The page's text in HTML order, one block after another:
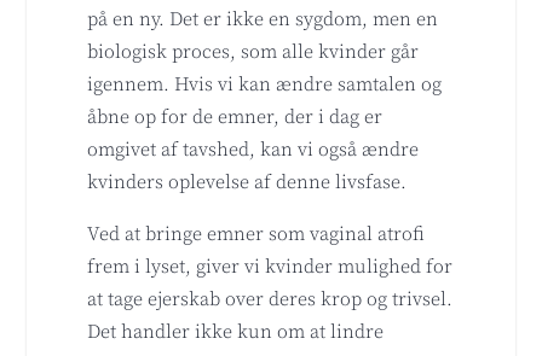
på en ny. Det er ikke en sygdom, men en
biologisk proces, som alle kvinder går
igennem. Hvis vi kan ændre samtalen og
åbne op for de emner, der i dag er
omgivet af tavshed, kan vi også ændre
kvinders oplevelse af denne livsfase.
Ved at bringe emner som vaginal atrofi
frem i lyset, giver vi kvinder mulighed for
at tage ejerskab over deres krop og trivsel.
Det handler ikke kun om at lindre